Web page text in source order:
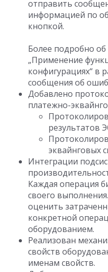
отправить
информацией по
кнопкой.
Более подробно
„Применение
конфигурациях“ в
сообщения об
Добавлено
платежно-
результатов
эквайнговых
Интеграции
Каждая операция
своего
оценить
конкретной
оборудованием.
Реализован
свойств
именам свойств.